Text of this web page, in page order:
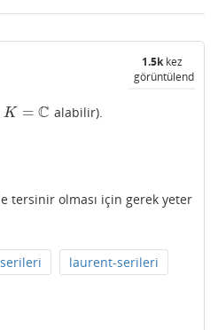
1.5kkez
görüntülendi
K = C
K= C alabilir).
tersinir olması için gerek yeter
laurent-serileri